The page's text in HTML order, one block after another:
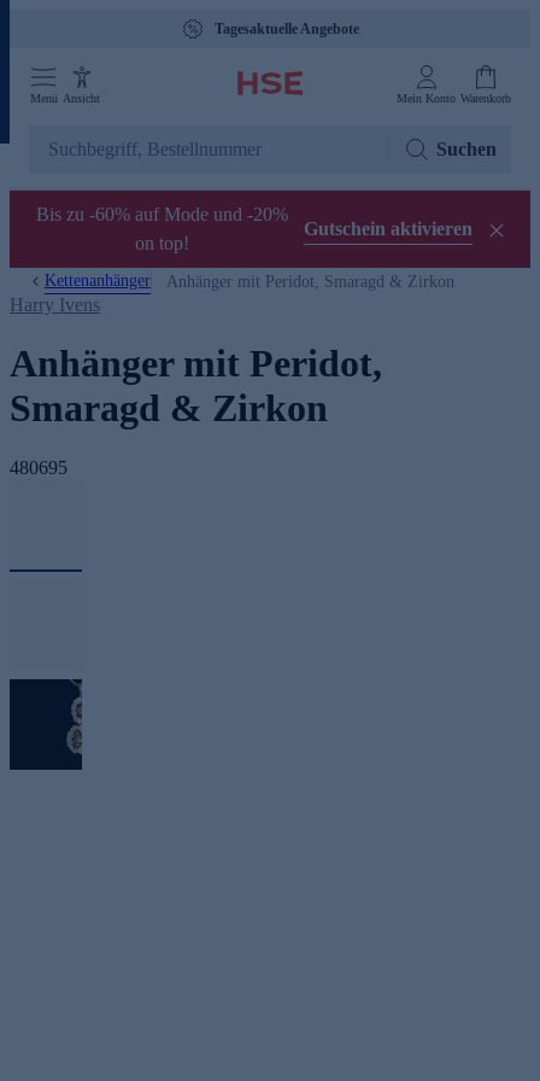
Tagesaktuelle Angebote
Menü Ansicht Mein Konto Warenkorb
Suchen
Bis zu -60% auf Mode und -20%
on top!
Gutschein aktivieren
Kettenanhänger Anhänger mit Peridot, Smaragd & Zirkon
Harry Ivens
Anhänger mit Peridot,
Smaragd & Zirkon
480695